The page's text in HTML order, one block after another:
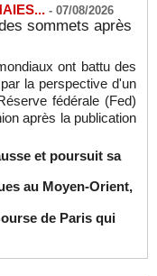
- 07/08/2026
sommets après
ont battu des
la perspective d'un
fédérale (Fed)
après la publication
et poursuit sa
au Moyen-Orient,
de Paris qui